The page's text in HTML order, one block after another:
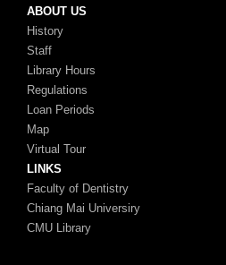
ABOUT US
History
Staff
Library Hours
Regulations
Loan Periods
Map
Virtual Tour
LINKS
Faculty of Dentistry
Chiang Mai Universiry
CMU Library